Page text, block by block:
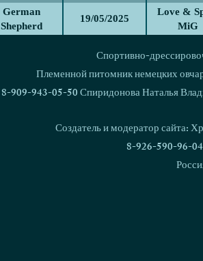
German
Shepherd
19/05/2025
Love &
MiG
Спортивно-
Племенной питомник немецких
8-909-943-05-50 Спиридонова Наталья
Создатель и модератор сайта:
8-926-590-96-